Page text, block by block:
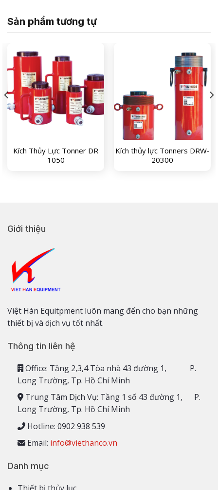
Sản phẩm tương tự
Kích Thủy Lực Tonner DR
1050
Kích thủy lực Tonners DRW-
20300
Giới thiệu
Việt Hàn Equitpment luôn mang đến cho bạn những
thiết bị và dịch vụ tốt nhất.
Thông tin liên hệ
Office: Tầng 2,3,4 Tòa nhà 43 đường 1, P.
Long Trường, Tp. Hồ Chí Minh
Trung Tâm Dịch Vụ: Tầng 1 số 43 đường 1, P.
Long Trường, Tp. Hồ Chí Minh
Hotline: 0902 938 539
Email: info@viethanco.vn
Danh mục